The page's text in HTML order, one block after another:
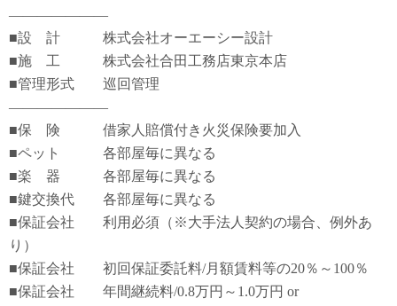
―――――――
■設 計 株式会社オーエーシー設計
■施 工 株式会社合田工務店東京本店
■管理形式 巡回管理
―――――――
■保 険 借家人賠償付き火災保険要加入
■ペット 各部屋毎に異なる
■楽 器 各部屋毎に異なる
■鍵交換代 各部屋毎に異なる
■保証会社 利用必須（※大手法人契約の場合、例外あ
り）
■保証会社 初回保証委託料/月額賃料等の20％～100％
■保証会社 年間継続料/0.8万円～1.0万円 or